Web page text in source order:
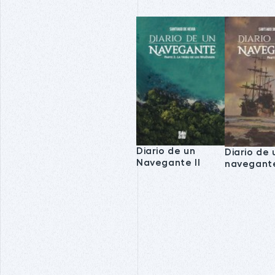
Diario de un
Navegante II
Diario de